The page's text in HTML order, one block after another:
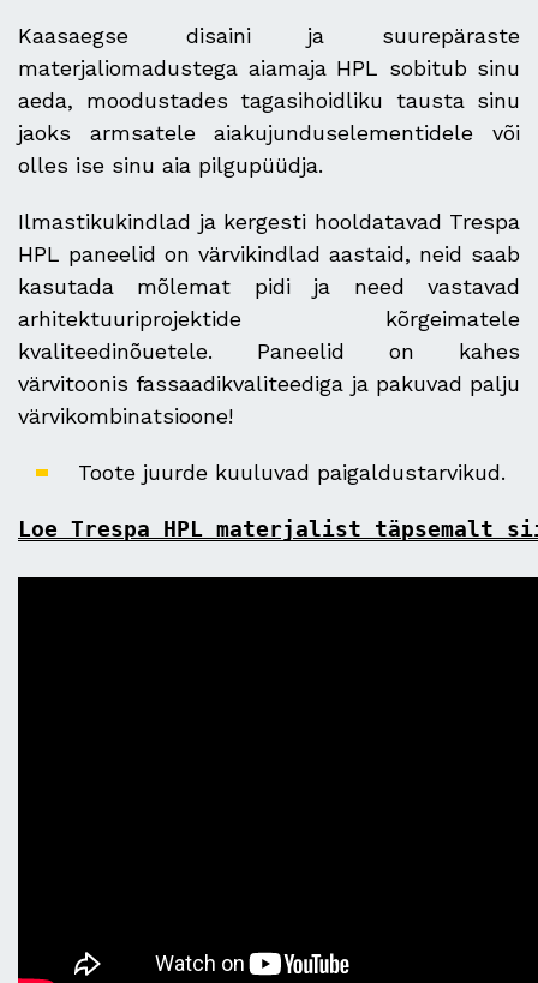
Kaasaegse disaini ja suurepäraste
materjaliomadustega aiamaja HPL sobitub sinu
aeda, moodustades tagasihoidliku tausta sinu
jaoks armsatele aiakujunduselementidele või
olles ise sinu aia pilgupüüdja.
Ilmastikukindlad ja kergesti hooldatavad Trespa
HPL paneelid on värvikindlad aastaid, neid saab
kasutada mõlemat pidi ja need vastavad
arhitektuuriprojektide kõrgeimatele
kvaliteedinõuetele. Paneelid on kahes
värvitoonis fassaadikvaliteediga ja pakuvad palju
värvikombinatsioone!
Toote juurde kuuluvad paigaldustarvikud.
Loe Trespa HPL materjalist täpsemalt